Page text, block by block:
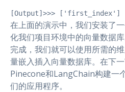
[Output]>>> ['first_index']
在上面的演示中，我们安装了
化我们项目环境中的向量数据
完成，我们就可以使用所需的
量嵌入插入向量数据库。在下
Pinecone和LangChain构建一
们的应用程序。